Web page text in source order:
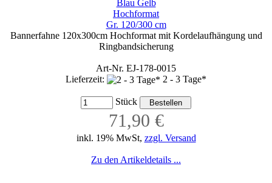
Blau Gelb
Hochformat
Gr. 120/300 cm
Bannerfahne 120x300cm Hochformat mit Kordelaufhängung und
Ringbandsicherung
Art-Nr. EJ-178-0015
Lieferzeit:
2 - 3 Tage*
Stück
71,90 €
inkl. 19% MwSt, zzgl. Versand
Zu den Artikeldetails ...